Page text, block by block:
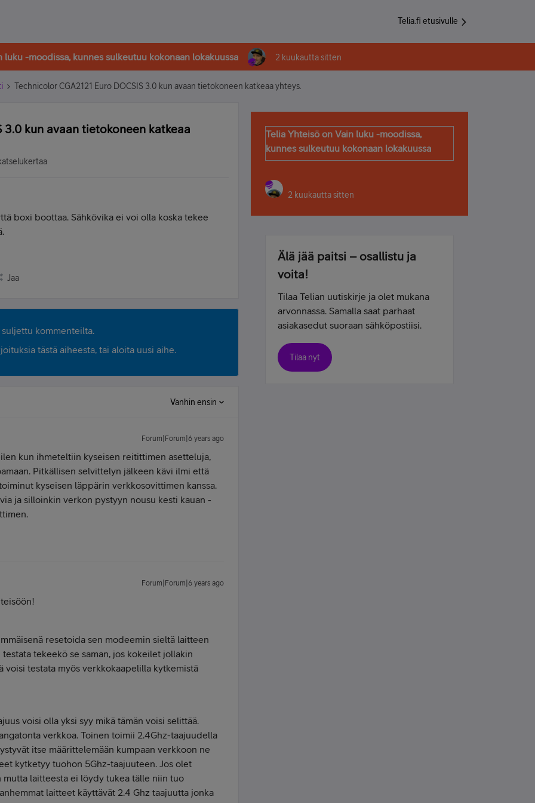
Telia.fi etusivulle
luku -moodissa, kunnes sulkeutuu kokonaan lokakuussa 2 kuukautta sitten
Technicolor CGA2121 Euro DOCSIS 3.0 kun avaan tietokoneen katkeaa yhteys.
3.0 kun avaan tietokoneen katkeaa
boxi boottaa. Sähkövika ei voi olla koska tekee
Jaa
suljettu kommenteilta.
tästä aiheesta, tai aloita uusi aihe.
Vanhin ensin
Forum|Forum|6 years ago
kun ihmeteltiin kyseisen reitittimen asetteluja,
Pitkällisen selvittelyn jälkeen kävi ilmi että
kyseisen läppärin verkkosovittimen kanssa.
ja silloinkin verkon pystyyn nousu kesti kauan -
Forum|Forum|6 years ago
resetoida sen modeemin sieltä laitteen
tekeekö se saman, jos kokeilet jollakin
voisi testata myös verkkokaapelilla kytkemistä
voisi olla yksi syy mikä tämän voisi selittää.
verkkoa. Toinen toimii 2.4Ghz-taajuudella
itse määrittelemään kumpaan verkkoon ne
kytketyy tuohon 5Ghz-taajuuteen. Jos olet
laitteesta ei löydy tukea tälle niin tuo
laitteet käyttävät 2.4 Ghz taajuutta jonka
Telia Yhteisö on Vain luku -moodissa,
kunnes sulkeutuu kokonaan lokakuussa
2 kuukautta sitten
Älä jää paitsi – osallistu ja
voita!
Tilaa Telian uutiskirje ja olet mukana
arvonnassa. Samalla saat parhaat
asiakasedut suoraan sähköpostiisi.
Tilaa nyt